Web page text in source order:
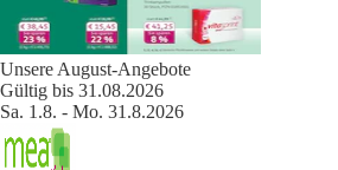
Unsere August-Angebote
Gültig bis 31.08.2026
Sa. 1.8. - Mo. 31.8.2026